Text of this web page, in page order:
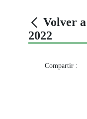
Volver
2022
Compartir :